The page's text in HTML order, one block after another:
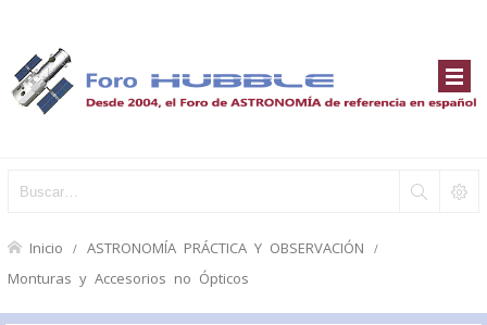
Inicio ASTRONOMÍA PRÁCTICA Y OBSERVACIÓN
Monturas y Accesorios no Ópticos